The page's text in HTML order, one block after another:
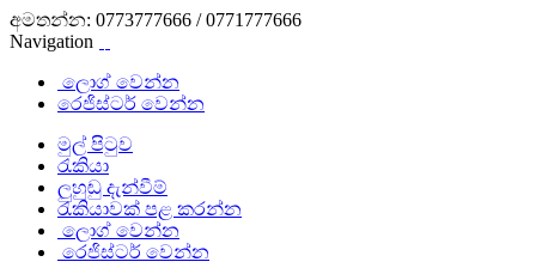
අමතන්න: 0773777666 / 0771777666
Navigation
ලොග් වෙන්න
රෙජිස්ටර් වෙන්න
මුල් පිටුව
රැකියා
ලුහුඬු දැන්වීම්
රැකියාවක් පළ කරන්න
ලොග් වෙන්න
රෙජිස්ටර් වෙන්න